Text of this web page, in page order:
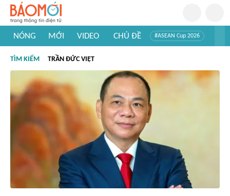
NÓNG MỚI VIDEO CHỦ ĐỀ #ASEAN Cup 2026
#Khám phá thế giới
TÌM KIẾM TRẦN ĐỨC VIỆT